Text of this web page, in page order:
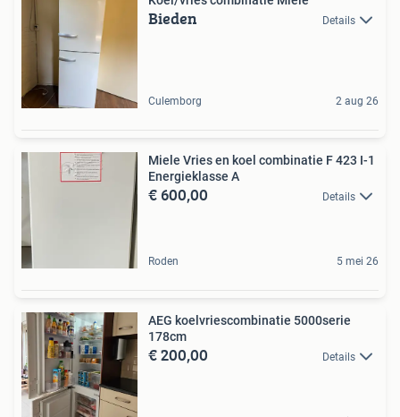
Bieden Details
Culemborg 2 aug 26
Miele Vries en koel combinatie F 423 I-1
Energieklasse A
€ 600,00 Details
Roden 5 mei 26
AEG koelvriescombinatie 5000serie
178cm
€ 200,00 Details